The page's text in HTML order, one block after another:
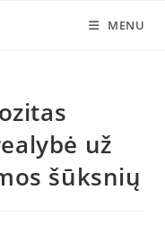
MENU
už
šūksnių